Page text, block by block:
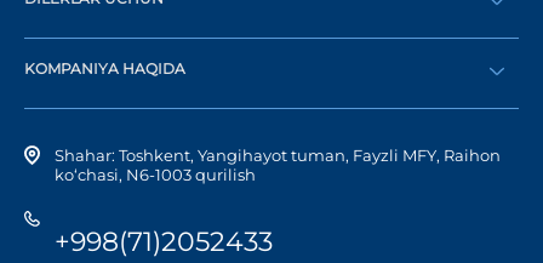
Diler bo‘lish
Shaxsiy kabinetga kirish
KOMPANIYA HAQIDA
Kompaniya tarixi
Shahar: Toshkent, Yangihayot tuman, Fayzli MFY, Raihon
ko‘chasi, N6-1003 qurilish
+998(71)2052433